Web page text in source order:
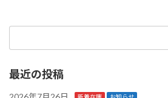
最近の投稿